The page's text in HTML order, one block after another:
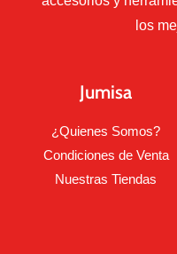
los
Jumisa
¿Quienes Somos?
Condiciones de Venta
Nuestras Tiendas